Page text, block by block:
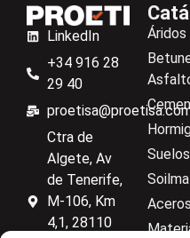
LinkedIn
+34 916 28
29 40
Ctra de
Algete, Av
de Tenerife,
M-106, Km
4,1, 28110
Áridos
Suelos
Aceros